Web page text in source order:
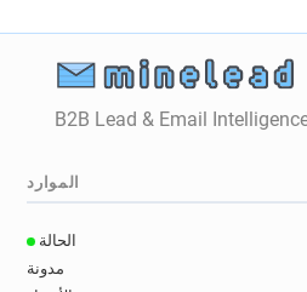
الموارد
الحالة
مدونة